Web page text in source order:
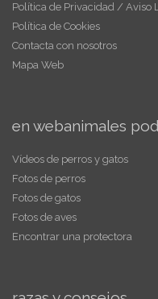
Política de Privacidad / Aviso
Política de Cookies
Contacta con nosotros
Mapa Web
en webanimales
Vídeos de perros y gatos
Fotos de perros
Fotos de gatos
Fotos de aves
Encontrar una protectora